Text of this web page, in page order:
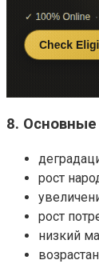
8. Основные
рост
рост
низкий